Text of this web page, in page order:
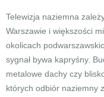
Telewizja naziemna
Warszawie i większości
okolicach
sygnał bywa kapryśny.
metalowe dachy czy
których odbiór naziemny